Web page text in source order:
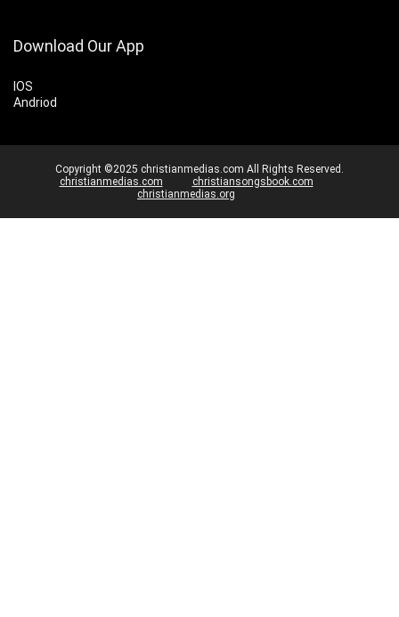
Download Our App
IOS
Andriod
Copyright ©2025 christianmedias.com All Rights Reserved.
christianmedias.com
christiansongsbook.com
christianmedias.org